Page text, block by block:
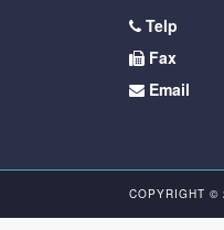
Telp
Fax
Email
COPYRIGHT ©